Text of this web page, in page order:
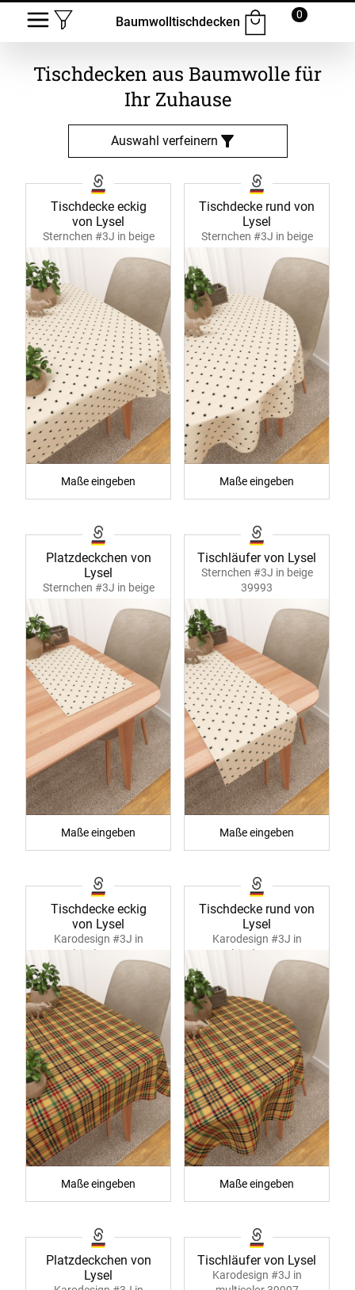
Baumwolltischdecken
0
Tischdecken aus Baumwolle für
Ihr Zuhause
Auswahl verfeinern
Tischdecke eckig
von Lysel
Sternchen #3J in beige
39990
Maße eingeben
Tischdecke rund von
Lysel
Sternchen #3J in beige
39991
Maße eingeben
Platzdeckchen von
Lysel
Sternchen #3J in beige
39992
Maße eingeben
Tischläufer von Lysel
Sternchen #3J in beige
39993
Maße eingeben
Tischdecke eckig
von Lysel
Karodesign #3J in
multicolor 39994
Maße eingeben
Tischdecke rund von
Lysel
Karodesign #3J in
multicolor 39995
Maße eingeben
Platzdeckchen von
Lysel
Tischläufer von Lysel
Karodesign #3J in